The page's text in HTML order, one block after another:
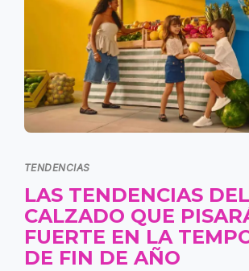
TENDENCIAS
LAS TENDENCIAS DEL
CALZADO QUE
FUERTE EN LA
DE FIN DE AÑO